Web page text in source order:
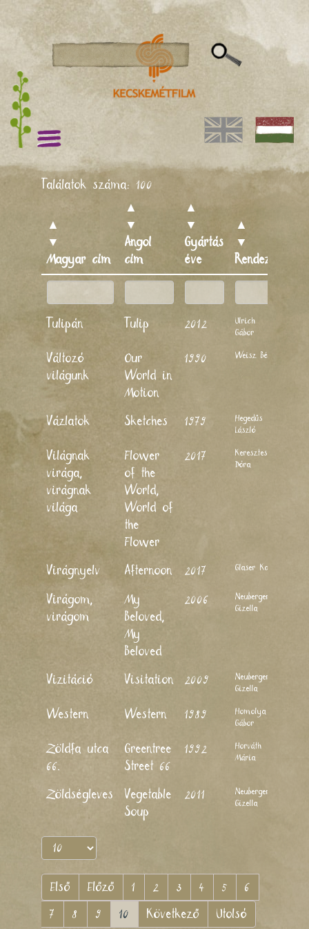
Találatok száma: 100
▲
▼
Magyar cím
▲
▼
Angol
cím
▲
▼
Gyártás
éve
▲
▼
Rendező
Tulipán Tulip 2012
Ulrich
Gábor
Változó
világunk
Our
World in
Motion
1990 Weisz Béla
Vázlatok Sketches 1979
Hegedűs
László
Világnak
virága,
virágnak
világa
Flower
of the
World,
World of
the
Flower
2017
Keresztes
Dóra
Virágnyelv Afternoon 2017 Glaser Kati
Virágom,
virágom
My
Beloved,
My
Beloved
2006
Neuberger
Gizella
Vizitáció Visitation 2009
Neuberger
Gizella
Western Western 1989
Homolya
Gábor
Zöldfa utca
66.
Greentree
Street 66
1992
Horváth
Mária
Zöldségleves
Vegetable
Soup
2011
Neuberger
Gizella
Első Előző 1 2 3 4 5 6
7 8 9 10 Következő Utolsó